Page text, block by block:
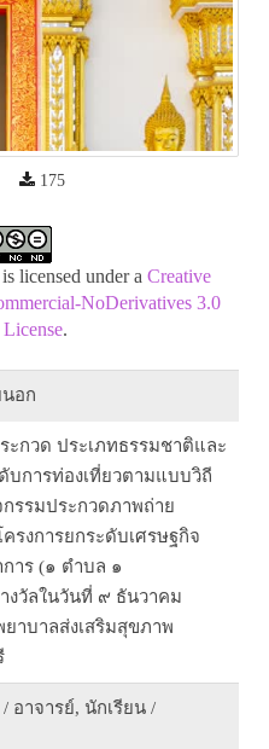
175
under a Creative
NoDerivatives 3.0
.
อก
ะกวด ประเภทธรรมชาติและ
บการท่องเที่ยวตามแบบวิถี
กรรมประกวดภาพถ่าย
รงการยกระดับเศรษฐกิจ
าร (๑ ตำบล ๑
งวัลในวันที่ ๙ ธันวาคม
าบาลส่งเสริมสุขภาพ
อาจารย์, นักเรียน /